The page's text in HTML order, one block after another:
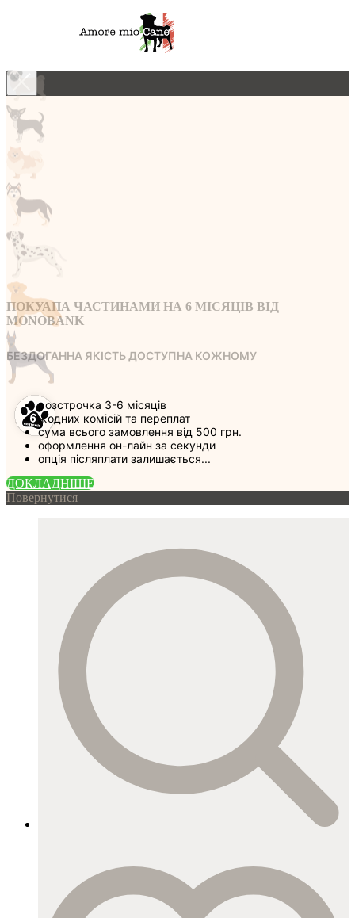
ПОКУАПА ЧАСТИНАМИ НА 6 МICЯЦIВ ВIД
MONOBANK
БЕЗДОГАННА ЯКІСТЬ ДОСТУПНА КОЖНОМУ
розстрочка 3-6 місяців
жодних комісій та переплат
сума всього замовлення від 500 грн.
оформлення он-лайн за секунди
опція післяплати залишається...
ДОКЛАДНIШЕ
Повернутися